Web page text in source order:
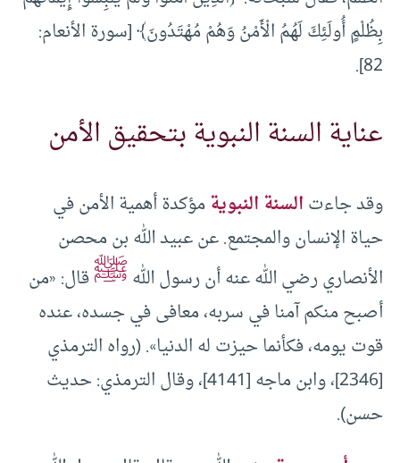
بِظُلْمٍ أُولَئِكَ لَهُمُ الْأَمْنُ وَهُمْ مُهْتَدُونَ﴾ [سورة الأنعام:
82].
عناية السنة النبوية بتحقيق الأمن
وقد جاءتالسنة النبويةمؤكدة أهمية الأمن في
حياة الإنسان والمجتمع. عن عبيد الله بن محصن
الأنصاري رضي الله عنه أن رسول اللهﷺقال: «من
أصبح منكم آمنا في سربه، معافى في جسده، عنده
قوت يومه، فكأنما حيزت له الدنيا». (رواه الترمذي
[2346]، وابن ماجه [4141]، وقال الترمذي: حديث
حسن).